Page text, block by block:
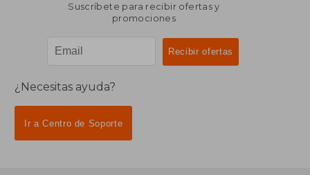
Suscríbete para recibir ofertas y
promociones
¿Necesitas ayuda?
Ir a Centro de Soporte